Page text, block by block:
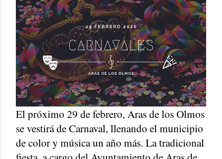
El próximo 29 de febrero, Aras de los Olmos
se vestirá de Carnaval, llenando el municipio
de color y música un año más. La tradicional